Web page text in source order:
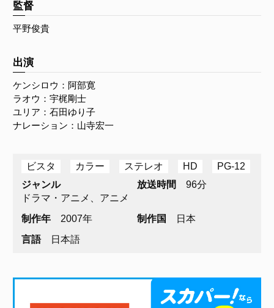
監督
平野俊貴
出演
ケンシロウ：阿部寛
ラオウ：宇梶剛士
ユリア：石田ゆり子
ナレーション：山寺宏一
ビスタ カラー ステレオ HD
PG-12
ジャンル
ドラマ・アニメ、アニメ
放送時間 96分
制作年 2007年 制作国
日本
言語
日本語